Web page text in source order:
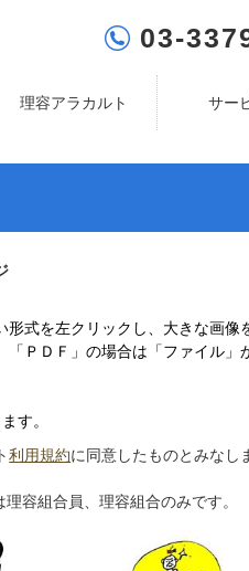
03-
理容アラカルト サー
形式を左クリックし、大きな画
ＰＤＦ」の場合は「ファイル」
す。
利用規約に同意したものとみなし
容組合員、理容組合のみです。